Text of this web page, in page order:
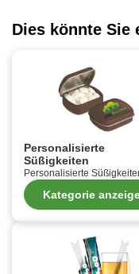
Dies könnte Sie
Personalisierte
Süßigkeiten
Personalisierte
Kategorie